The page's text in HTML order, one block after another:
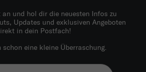
an und hol dir die neuesten Infos zu
Updates und exklusiven Angeboten
in dein Postfach!
eine kleine Überraschung.